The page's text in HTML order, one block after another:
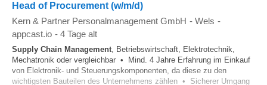
Head of Procurement (w/m/d)
Kern & Partner Personalmanagement GmbH - Wels -
appcast.io - 4 Tage alt
Supply Chain Management, Betriebswirtschaft, Elektrotechnik,
Mechatronik oder vergleichbar • Mind. 4 Jahre Erfahrung im Einkauf
von Elektronik- und Steuerungskomponenten, da diese zu den
wichtigsten Bauteilen des Unternehmens zählen • Sicherer Umgang